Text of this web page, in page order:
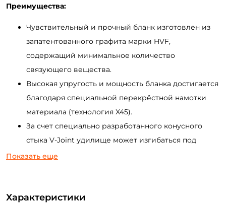
Преимущества:
Чувствительный и прочный бланк изготовлен из
запатентованного графита марки HVF,
содержащий минимальное количество
связующего вещества.
Высокая упругость и мощность бланка достигается
благодаря специальной перекрёстной намотки
материала (технология X45).
За счет специально разработанного конусного
стыка V-Joint удилище может изгибаться под
критическими углами не теряя своего
достигается за счет информативной tubular
Показать еще
Характеристики